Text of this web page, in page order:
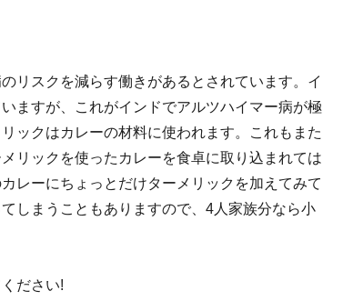
リスクを減らす働きがあるとされています。イ
ますが、これがインドでアルツハイマー病が極
ックはカレーの材料に使われます。これもまた
リックを使ったカレーを食卓に取り込まれては
レーにちょっとだけターメリックを加えてみて
しまうこともありますので、4人家族分なら小
ださい!